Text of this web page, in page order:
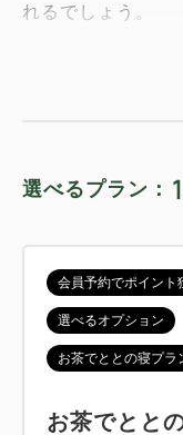
れるでしょう。
選べるプラン：
会員予約でポイント
選べるオプション
お茶でととの寝プ
お茶でとと